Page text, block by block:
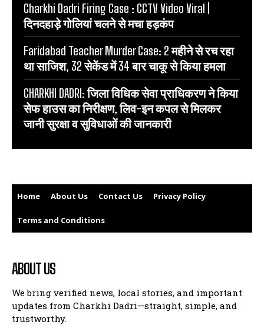
Charkhi Dadri Firing Case : CCTV Video Viral |
दिनदहाड़े गोलियां चलने से मचा हड़कंप
Faridabad Teacher Murder Case: 2 महीने से रच रहा
था साजिश, 32 सेकेंड में 34 बार चाकू से किया हमला
CHARKHI DADRI: जिला विधिक सेवा प्राधिकरण ने किया
सेफ हाउस का निरीक्षण, लिव-इन कपल से मिलकर
जानी सुरक्षा व सुविधाओं की जानकारी
Home About Us Contact Us Privacy Policy
Terms and Conditions
ABOUT US
We bring verified news, local stories, and important
updates from Charkhi Dadri—straight, simple, and
trustworthy.